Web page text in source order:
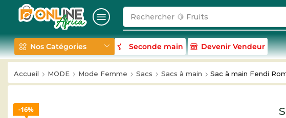
Rechercher 🍋 Fruits
Nos Catégories Seconde main Devenir Vendeur
Accueil MODE Mode Femme Sacs Sacs à main Sac à main Fendi
16%